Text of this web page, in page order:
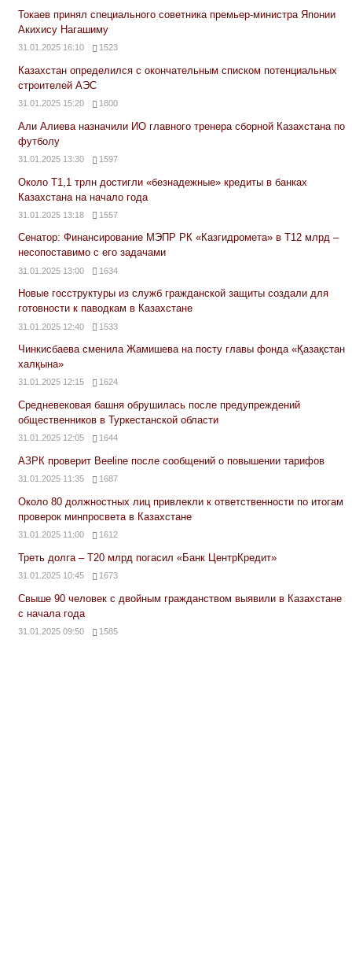
Токаев принял специального советника премьер-министра Японии
Акихису Нагашиму
31.01.2025 16:10 1523
Казахстан определился с окончательным списком потенциальных
строителей АЭС
31.01.2025 15:20 1800
Али Алиева назначили ИО главного тренера сборной Казахстана по
футболу
31.01.2025 13:30 1597
Около Т1,1 трлн достигли «безнадежные» кредиты в банках
Казахстана на начало года
31.01.2025 13:18 1557
Сенатор: Финансирование МЭПР РК «Казгидромета» в Т12 млрд –
несопоставимо с его задачами
31.01.2025 13:00 1634
Новые госструктуры из служб гражданской защиты создали для
готовности к паводкам в Казахстане
31.01.2025 12:40 1533
Чинкисбаева сменила Жамишева на посту главы фонда «Қазақстан
халқына»
31.01.2025 12:15 1624
Средневековая башня обрушилась после предупреждений
общественников в Туркестанской области
31.01.2025 12:05 1644
АЗРК проверит Beeline после сообщений о повышении тарифов
31.01.2025 11:35 1687
Около 80 должностных лиц привлекли к ответственности по итогам
проверок минпросвета в Казахстане
31.01.2025 11:00 1612
Треть долга – Т20 млрд погасил «Банк ЦентрКредит»
31.01.2025 10:45 1673
Свыше 90 человек с двойным гражданством выявили в Казахстане
с начала года
31.01.2025 09:50 1585